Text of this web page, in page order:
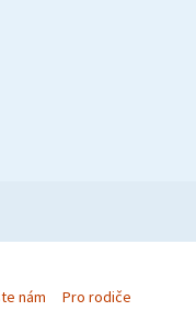
nám Pro rodiče